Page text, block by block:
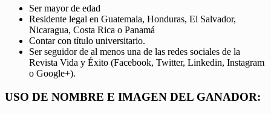
Ser mayor de edad
Residente legal en Guatemala, Honduras, El Salvador,
Nicaragua, Costa Rica o Panamá
Contar con título universitario.
Ser seguidor de al menos una de las redes sociales de la
Revista Vida y Éxito (Facebook, Twitter, Linkedin, Instagram
o Google+).
USO DE NOMBRE E IMAGEN DEL GANADOR: